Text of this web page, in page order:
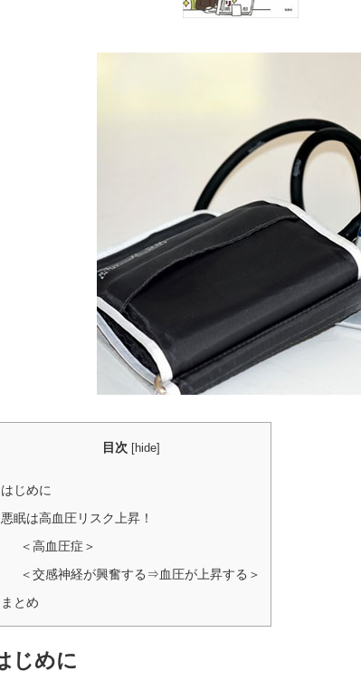
目次 [hide]
はじめに
悪眠は高血圧リスク上昇！
＜高血圧症＞
＜交感神経が興奮する⇒血圧が上昇する＞
まとめ
じめに